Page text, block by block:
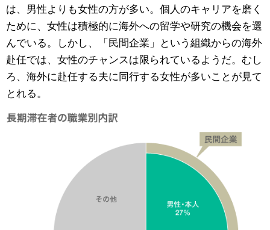
は、男性よりも女性の方が多い。個人のキャリアを磨く
ために、女性は積極的に海外への留学や研究の機会を選
んでいる。しかし、「民間企業」という組織からの海外
赴任では、女性のチャンスは限られているようだ。むし
ろ、海外に赴任する夫に同行する女性が多いことが見て
とれる。